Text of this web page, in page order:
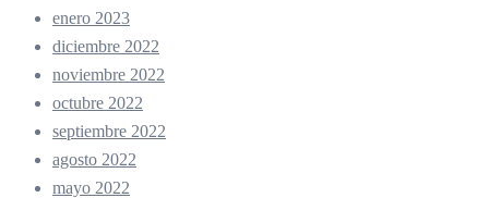
enero 2023
diciembre 2022
noviembre 2022
octubre 2022
septiembre 2022
agosto 2022
mayo 2022